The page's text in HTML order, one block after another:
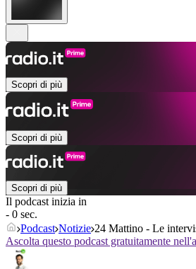
Scopri di più
Scopri di più
Scopri di più
Il podcast inizia in
- 0 sec.
Podcast Notizie 24 Mattino - Le
Ascolta questo podcast gratuitamente